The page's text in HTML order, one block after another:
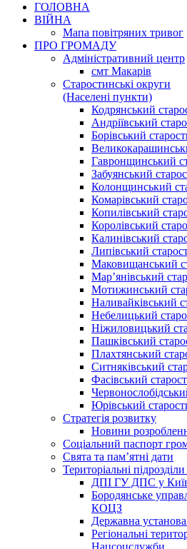
ГОЛОВНА
ВІЙНА
Мапа повітряних тривог
ПРО ГРОМАДУ
Aдміністративний центр
смт Макарів
Старостинські округи
(Населені пункти)
Кодрянський
Андріївський
Борівський
Гавронщинський
Забуянський
Колонщинський
Комарівський
Копилівський
Королівський
Калинівський
Липівський
Маковищанський
Мар’янівський
Мотижинський
Наливайківський
Небелицький
Ніжиловицький
Пашківський
Плахтянський
Ситняківський
Фасівський
Юрівський
Стратегія розвитку
Новини
Соціальний паспорт
Свята та пам’ятні дати
Територіальні
ДПІ ГУ ДПС у
Бородянське
КОЦЗ
Державна
Регіональні
Нацсоцслужби